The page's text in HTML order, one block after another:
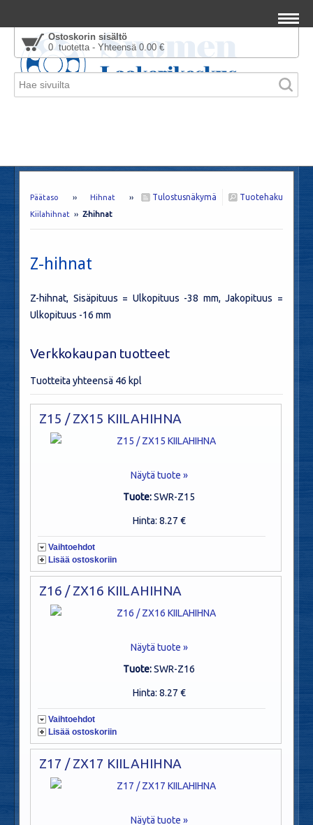
Ostoskorin sisältö
0 tuotetta - Yhteensä 0.00 €
Tuotehaku
Tulostusnäkymä
Päätaso ››Hihnat
››
Kiilahihnat ›› Z-hihnat
Z-hihnat
Z-hihnat, Sisäpituus = Ulkopituus -38 mm, Jakopituus =
Ulkopituus -16 mm
Verkkokaupan tuotteet
Tuotteita yhteensä 46 kpl
Z15 / ZX15 KIILAHIHNA
Näytä tuote »
Tuote:SWR-Z15
Hinta: 8.27 €
Vaihtoehdot
Lisää ostoskoriin
Z16 / ZX16 KIILAHIHNA
Näytä tuote »
Tuote:SWR-Z16
Hinta: 8.27 €
Vaihtoehdot
Lisää ostoskoriin
Z17 / ZX17 KIILAHIHNA
Näytä tuote »